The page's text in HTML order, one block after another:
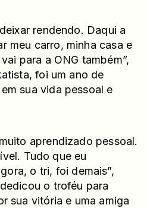
rendendo. Daqui a
meu carro, minha casa e
para a ONG também”,
foi um ano de
sua vida pessoal e
aprendizado pessoal.
Tudo que eu
o tri, foi demais”,
o troféu para
sua vitória e uma amiga